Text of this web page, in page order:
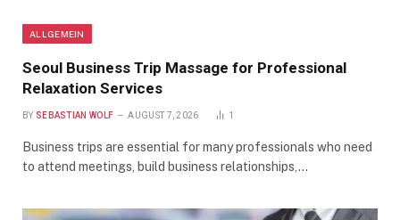
ALLGEMEIN
Seoul Business Trip Massage for Professional
Relaxation Services
BY SEBASTIAN WOLF AUGUST 7, 2026 1
Business trips are essential for many professionals who need
to attend meetings, build business relationships,…